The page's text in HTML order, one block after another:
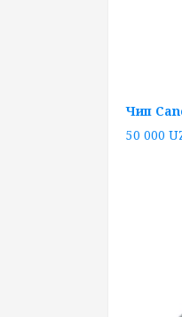
Чип
50 000